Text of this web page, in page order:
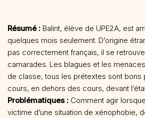
Résumé : Balint, élève de UPE2A, est
quelques mois seulement. D’origine
pas correctement français, il se
camarades. Les blagues et les
de classe, tous les prétextes sont bons
cours, en dehors des cours, devant
Problématiques : Comment agir
victime d’une situation de xénophobie,